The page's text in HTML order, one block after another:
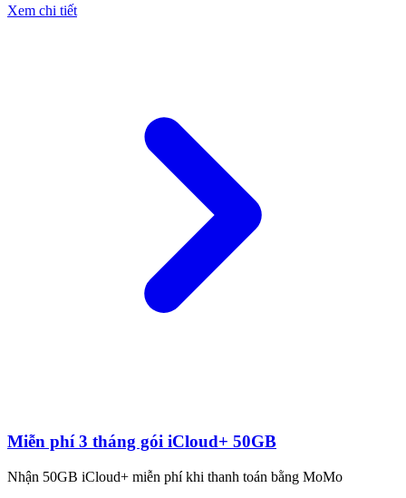
Xem chi tiết
Miễn phí 3 tháng gói iCloud+ 50GB
Nhận 50GB iCloud+ miễn phí khi thanh toán bằng MoMo